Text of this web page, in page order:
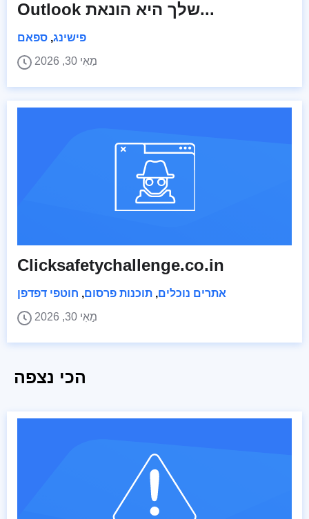
Outlook שלך היא הונאת...
פישינג, ספאם
מַאִי 30, 2026
Clicksafetychallenge.co.in
אתרים נוכלים, תוכנות פרסום, חוטפי דפדפן
מַאִי 30, 2026
הכי נצפה